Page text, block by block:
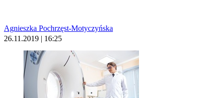
Agnieszka Pochrzęst-Motyczyńska
26.11.2019 | 16:25